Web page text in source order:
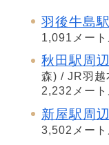
羽後牛島
1,091メート
秋田駅周
森) / JR羽越
2,232メート
新屋駅周
3,502メート